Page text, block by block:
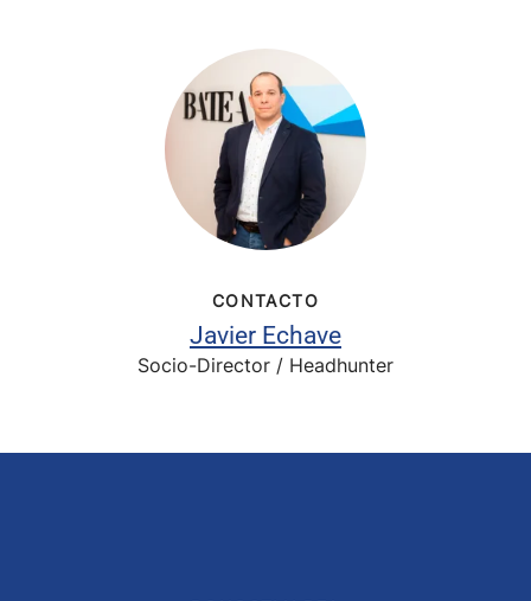
CONTACTO
Javier Echave
Socio-Director / Headhunter